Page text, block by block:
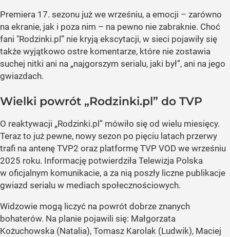
Premiera 17. sezonu już we wrześniu, a emocji – zarówno
na ekranie, jak i poza nim – na pewno nie zabraknie. Choć
fani "Rodzinki.pl” nie kryją ekscytacji, w sieci pojawiły się
także wyjątkowo ostre komentarze, które nie zostawia
suchej nitki ani na „najgorszym serialu, jaki był”, ani na jego
gwiazdach.
Wielki powrót „Rodzinki.pl” do TVP
O reaktywacji „Rodzinki.pl” mówiło się od wielu miesięcy.
Teraz to już pewne, nowy sezon po pięciu latach przerwy
trafi na antenę TVP2 oraz platformę TVP VOD we wrześniu
2025 roku. Informację potwierdziła Telewizja Polska
w oficjalnym komunikacie, a za nią poszły liczne publikacje
gwiazd serialu w mediach społecznościowych.
Widzowie mogą liczyć na powrót dobrze znanych
bohaterów. Na planie pojawili się: Małgorzata
Kożuchowska (Natalia), Tomasz Karolak (Ludwik), Maciej